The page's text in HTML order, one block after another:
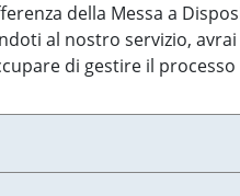
della Messa a
al nostro servizio, avrai
di gestire il